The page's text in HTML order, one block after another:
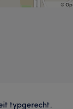
typgerecht.